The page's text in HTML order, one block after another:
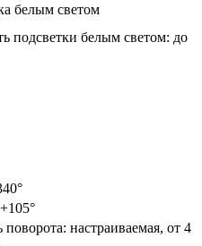
белым светом
подсветки белым светом: до
поворота: настраиваемая, от 4